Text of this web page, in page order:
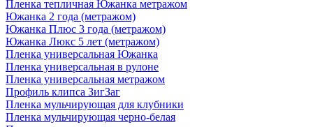
Пленка тепличная Южанка метражом
Южанка 2 года (метражом)
Южанка Плюс 3 года (метражом)
Южанка Люкс 5 лет (метражом)
Пленка универсальная Южанка
Пленка универсальная в рулоне
Пленка универсальная метражом
Профиль клипса ЗигЗаг
Пленка мульчирующая для клубники
Пленка мульчирующая черно-белая